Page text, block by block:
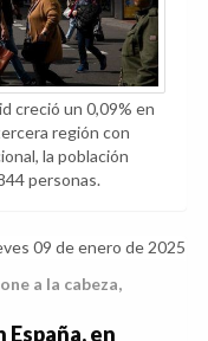
creció un 0,09% en
región con
la población
personas.
09 de enero de 2025
a la cabeza,
España, en